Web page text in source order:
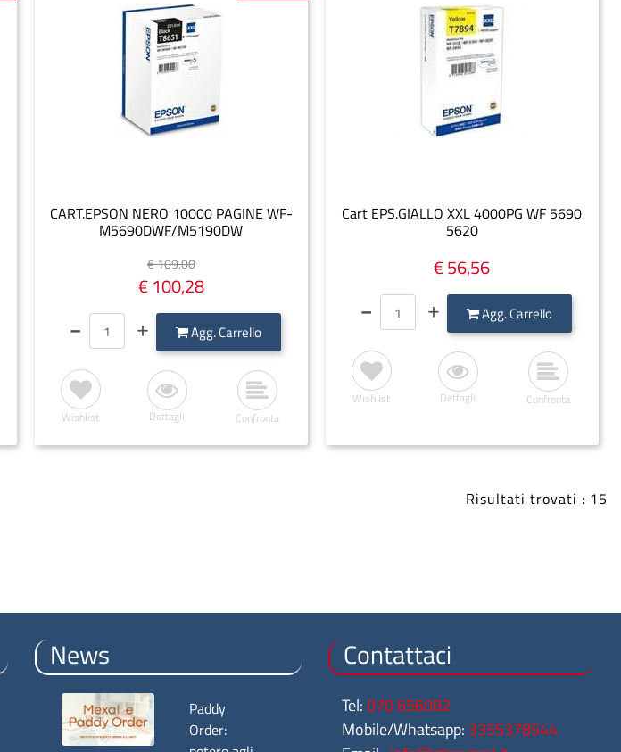
CART.EPSON NERO 10000 PAGINE WF-
M5690DWF/M5190DW
€ 109,00
€ 100,28
QuantitàAgg. Carrello
Wishlist Dettagli Confronta
Cart EPS.GIALLO XXL 4000PG WF 5690
5620
€ 56,56
QuantitàAgg. Carrello
Wishlist Dettagli Confronta
Risultati trovati : 15
News
Paddy
Order:
Contattaci
Tel:070 656082
Mobile/Whatsapp: 3355378544